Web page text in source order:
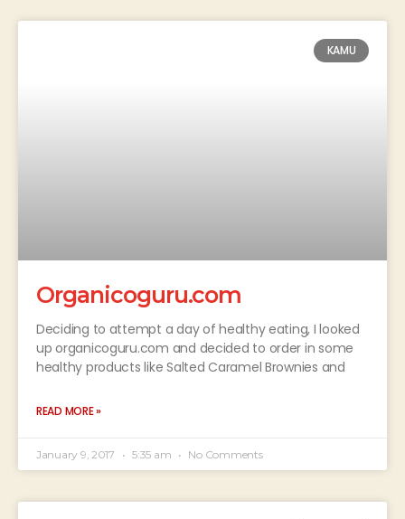
KAMU
Organicoguru.com
Deciding to attempt a day of healthy eating, I looked
up organicoguru.com and decided to order in some
healthy products like Salted Caramel Brownies and
READ MORE »
January 9, 2017 5:35 am No Comments